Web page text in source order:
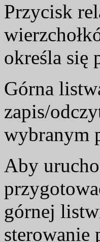
Przycisk
określa się
Górna
zapis/
wybranym
Aby
górnej
sterowanie